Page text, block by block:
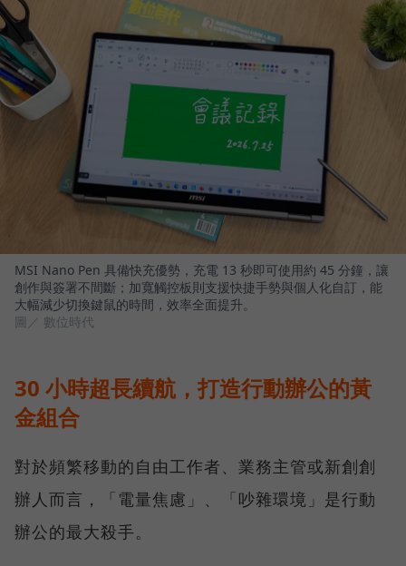
MSI Nano Pen 具備快充優勢，充電 13 秒即可使用約 45 分鐘，讓
創作與簽署不間斷；加寬觸控板則支援快捷手勢與個人化自訂，能
大幅減少切換鍵鼠的時間，效率全面提升。
圖／ 數位時代
30 小時超長續航，打造行動辦公的黃
金組合
對於頻繁移動的自由工作者、業務主管或新創創
辦人而言，「電量焦慮」、「吵雜環境」是行動
辦公的最大殺手。